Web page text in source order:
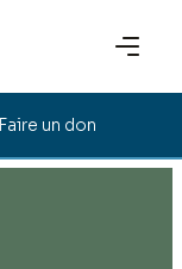
Faire un don